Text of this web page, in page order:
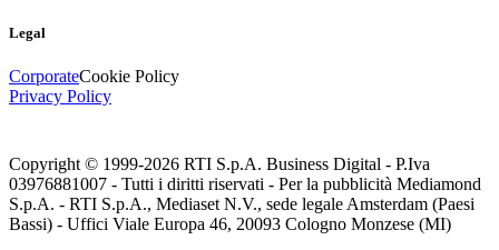
Legal
CorporateCookie Policy
Privacy Policy
Copyright © 1999-2026 RTI S.p.A. Business Digital - P.Iva
03976881007 - Tutti i diritti riservati - Per la pubblicità Mediamond
S.p.A. - RTI S.p.A., Mediaset N.V., sede legale Amsterdam (Paesi
Bassi) - Uffici Viale Europa 46, 20093 Cologno Monzese (MI)